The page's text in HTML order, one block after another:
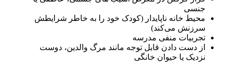
جنسی
محیط خانه ناپایدار (کودک خود را به خاطر شرایطش
سرزنش می‌کند)
تجربیات منفی مدرسه
از دست دادن قابل توجه مانند مرگ والدین، دوست
نزدیک یا حیوان خانگی